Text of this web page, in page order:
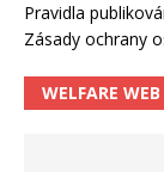
Pravidla
Zásady ochrany
WELFARE